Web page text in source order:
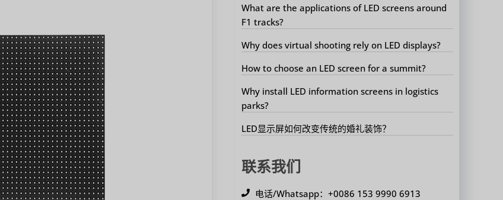
What are the applications of LED screens around
F1 tracks?
Why does virtual shooting rely on LED displays?
How to choose an LED screen for a summit?
Why install LED information screens in logistics
parks?
LED显示屏如何改变传统的婚礼装饰？
联系我们
电话/Whatsapp：+0086 153 9990 6913